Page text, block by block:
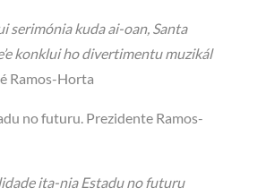
serimónia kuda ai-oan, Santa
konklui ho divertimentu muzikál
Ramos-Horta
no futuru. Prezidente Ramos-
ita-nia Estadu no futuru